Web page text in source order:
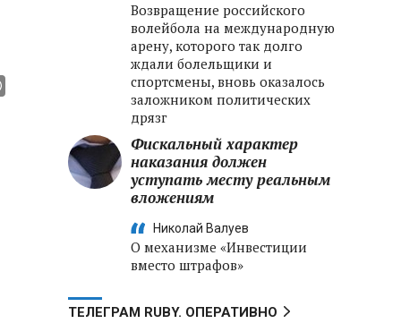
Возвращение российского
волейбола на международную
арену, которого так долго
ждали болельщики и
спортсмены, вновь оказалось
заложником политических
дрязг
Фискальный характер
наказания должен
уступать месту реальным
вложениям
Николай Валуев
О механизме «Инвестиции
вместо штрафов»
ТЕЛЕГРАМ RUBY. ОПЕРАТИВНО